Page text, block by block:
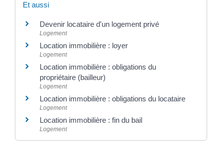
Et aussi
Devenir locataire d'un logement privé
Logement
Location immobilière : loyer
Logement
Location immobilière : obligations du
propriétaire (bailleur)
Logement
Location immobilière : obligations du locataire
Logement
Location immobilière : fin du bail
Logement